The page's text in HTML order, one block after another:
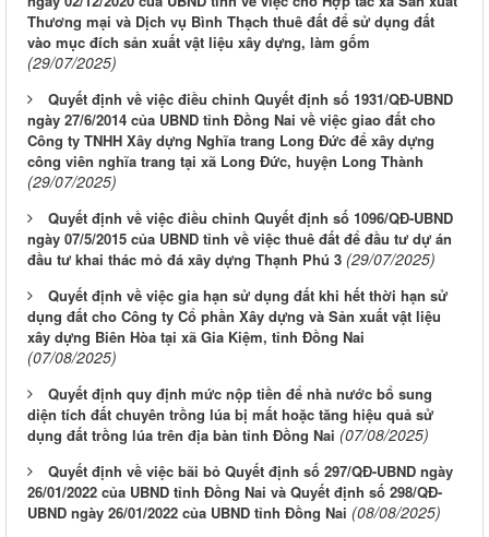
Thương mại và Dịch vụ Bình Thạch thuê đất để sử dụng đất
vào mục đích sản xuất vật liệu xây dựng, làm gốm
(29/07/2025)
Quyết định về việc điều chỉnh Quyết định số 1931/QĐ-UBND
ngày 27/6/2014 của UBND tỉnh Đồng Nai về việc giao đất cho
Công ty TNHH Xây dựng Nghĩa trang Long Đức để xây dựng
công viên nghĩa trang tại xã Long Đức, huyện Long Thành
(29/07/2025)
Quyết định về việc điều chỉnh Quyết định số 1096/QĐ-UBND
ngày 07/5/2015 của UBND tỉnh về việc thuê đất để đầu tư dự án
đầu tư khai thác mỏ đá xây dựng Thạnh Phú 3 (29/07/2025)
Quyết định về việc gia hạn sử dụng đất khi hết thời hạn sử
dụng đất cho Công ty Cổ phần Xây dựng và Sản xuất vật liệu
xây dựng Biên Hòa tại xã Gia Kiệm, tỉnh Đồng Nai
(07/08/2025)
Quyết định quy định mức nộp tiền để nhà nước bổ sung
diện tích đất chuyên trồng lúa bị mất hoặc tăng hiệu quả sử
dụng đất trồng lúa trên địa bàn tỉnh Đồng Nai (07/08/2025)
Quyết định về việc bãi bỏ Quyết định số 297/QĐ-UBND ngày
26/01/2022 của UBND tỉnh Đồng Nai và Quyết định số 298/QĐ-
UBND ngày 26/01/2022 của UBND tỉnh Đồng Nai (08/08/2025)